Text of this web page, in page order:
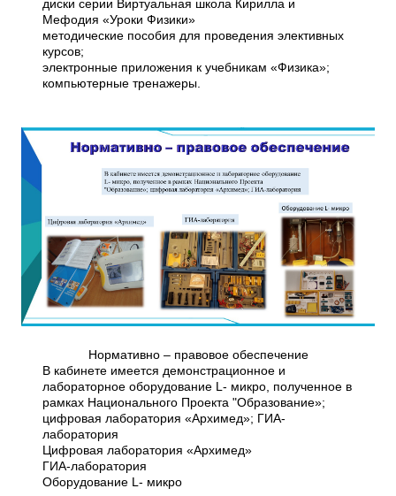
диски серии Виртуальная школа Кирилла и
Мефодия «Уроки Физики»
методические пособия для проведения элективных
курсов;
электронные приложения к учебникам «Физика»;
компьютерные тренажеры.
Нормативно – правовое обеспечение
В кабинете имеется демонстрационное и
лабораторное оборудование L- микро, полученное в
рамках Национального Проекта "Образование»;
цифровая лаборатория «Архимед»; ГИА-
лаборатория
Цифровая лаборатория «Архимед»
ГИА-лаборатория
Оборудование L- микро